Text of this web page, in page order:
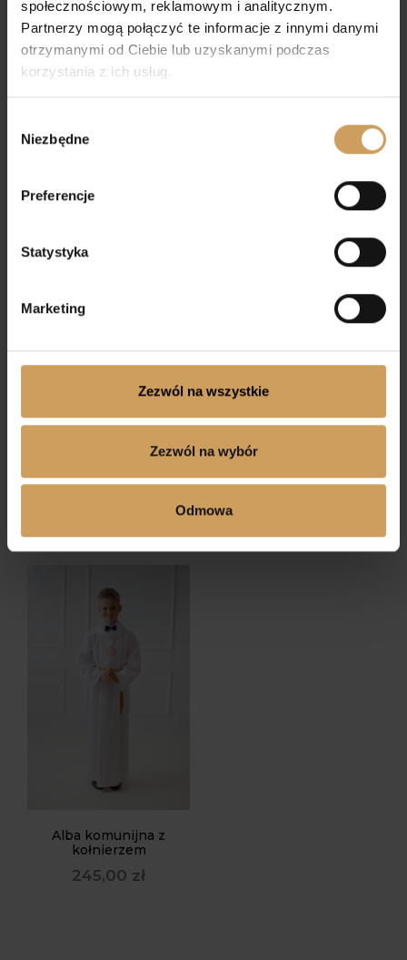
społecznościowym, reklamowym i analitycznym.
Partnerzy mogą połączyć te informacje z innymi danymi
otrzymanymi od Ciebie lub uzyskanymi podczas
korzystania z ich usług.
zgody
Niezbędne
Preferencje
Statystyka
Marketing
Zezwól na wszystkie
Zezwól na wybór
Odmowa
Podobne Produkty
Alba komunijna z
Alba komunijna z
Alba komunijna z
kołnierzem
245,00 zł